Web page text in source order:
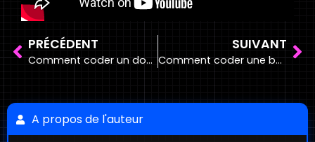
PRÉCÉDENT
Comment coder un double saut sur Roblox Studio ?
SUIVANT
Comment coder une boule de feu sur Roblox Studio ?
A propos de l'auteur